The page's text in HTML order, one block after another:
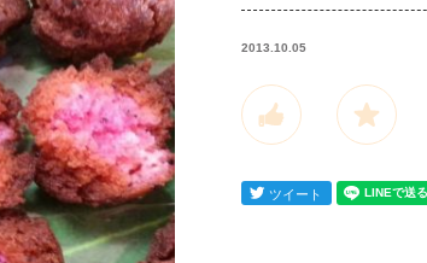
2013.10.05